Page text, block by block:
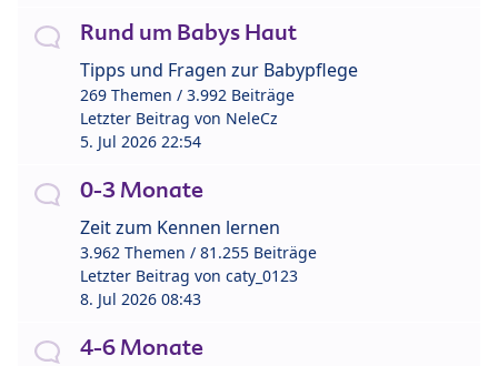
Rund um Babys Haut
Tipps und Fragen zur Babypflege
269 Themen / 3.992 Beiträge
Letzter Beitrag von NeleCz
5. Jul 2026 22:54
0-3 Monate
Zeit zum Kennen lernen
3.962 Themen / 81.255 Beiträge
Letzter Beitrag von caty_0123
8. Jul 2026 08:43
4-6 Monate